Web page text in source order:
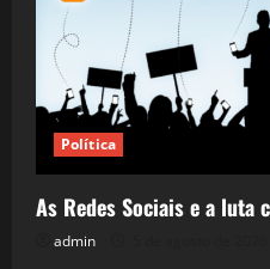
Política
As Redes Sociais e a luta
admin